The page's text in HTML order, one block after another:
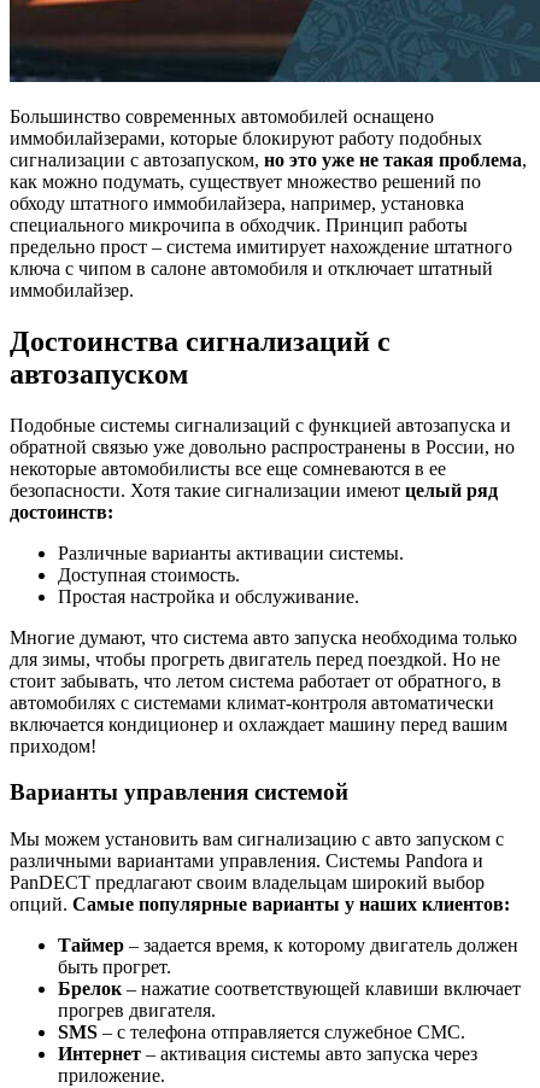
Большинство современных автомобилей оснащено
иммобилайзерами, которые блокируют работу подобных
сигнализации с автозапуском, но это уже не такая проблема,
как можно подумать, существует множество решений по
обходу штатного иммобилайзера, например, установка
специального микрочипа в обходчик. Принцип работы
предельно прост – система имитирует нахождение штатного
ключа с чипом в салоне автомобиля и отключает штатный
иммобилайзер.
Достоинства сигнализаций с
автозапуском
Подобные системы сигнализаций с функцией автозапуска и
обратной связью уже довольно распространены в России, но
некоторые автомобилисты все еще сомневаются в ее
безопасности. Хотя такие сигнализации имеют целый ряд
достоинств:
Различные варианты активации системы.
Доступная стоимость.
Простая настройка и обслуживание.
Многие думают, что система авто запуска необходима только
для зимы, чтобы прогреть двигатель перед поездкой. Но не
стоит забывать, что летом система работает от обратного, в
автомобилях с системами климат-контроля автоматически
включается кондиционер и охлаждает машину перед вашим
приходом!
Варианты управления системой
Мы можем установить вам сигнализацию с авто запуском с
различными вариантами управления. Системы Pandora и
PanDECT предлагают своим владельцам широкий выбор
опций. Самые популярные варианты у наших клиентов:
Таймер – задается время, к которому двигатель должен
быть прогрет.
Брелок – нажатие соответствующей клавиши включает
прогрев двигателя.
SMS – с телефона отправляется служебное СМС.
Интернет – активация системы авто запуска через
приложение.